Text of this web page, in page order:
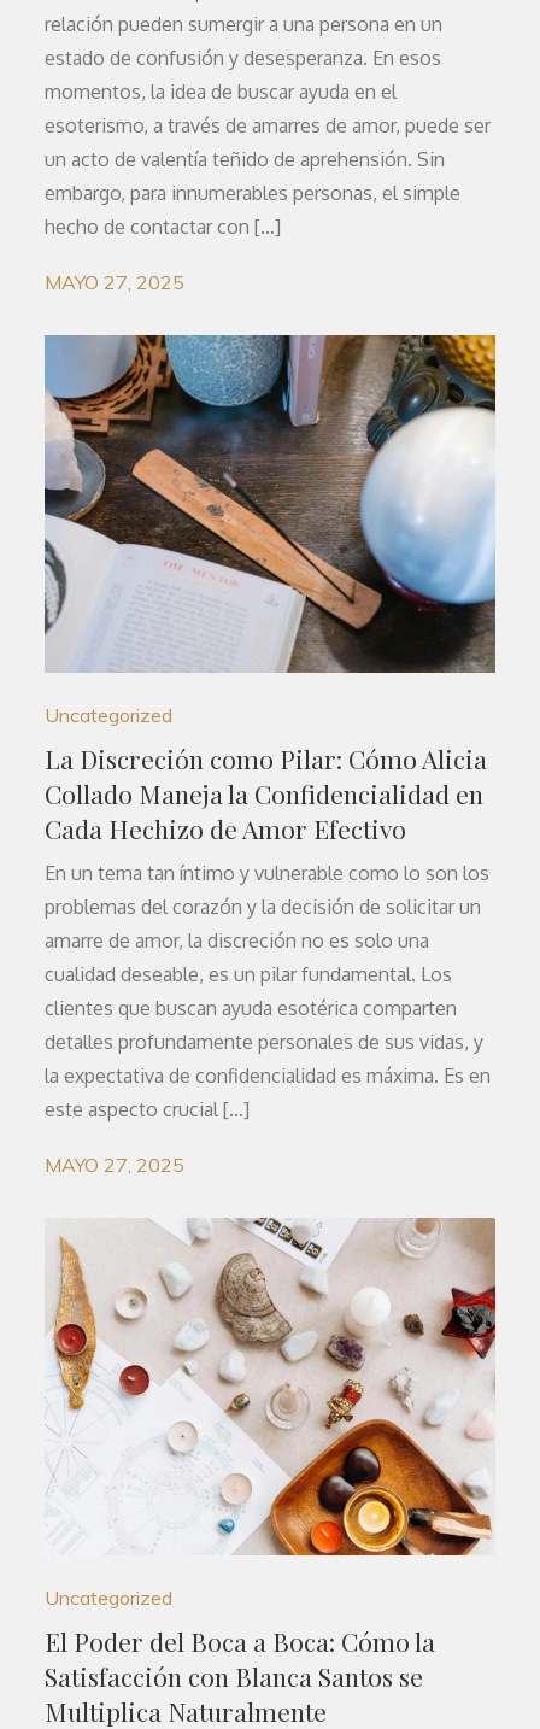
relación pueden sumergir a una persona en un
estado de confusión y desesperanza. En esos
momentos, la idea de buscar ayuda en el
esoterismo, a través de amarres de amor, puede ser
un acto de valentía teñido de aprehensión. Sin
embargo, para innumerables personas, el simple
hecho de contactar con […]
MAYO 27, 2025
Uncategorized
La Discreción como Pilar: Cómo Alicia
Collado Maneja la Confidencialidad en
Cada Hechizo de Amor Efectivo
En un tema tan íntimo y vulnerable como lo son los
problemas del corazón y la decisión de solicitar un
amarre de amor, la discreción no es solo una
cualidad deseable, es un pilar fundamental. Los
clientes que buscan ayuda esotérica comparten
detalles profundamente personales de sus vidas, y
la expectativa de confidencialidad es máxima. Es en
este aspecto crucial […]
MAYO 27, 2025
Uncategorized
El Poder del Boca a Boca: Cómo la
Satisfacción con Blanca Santos se
Multiplica Naturalmente